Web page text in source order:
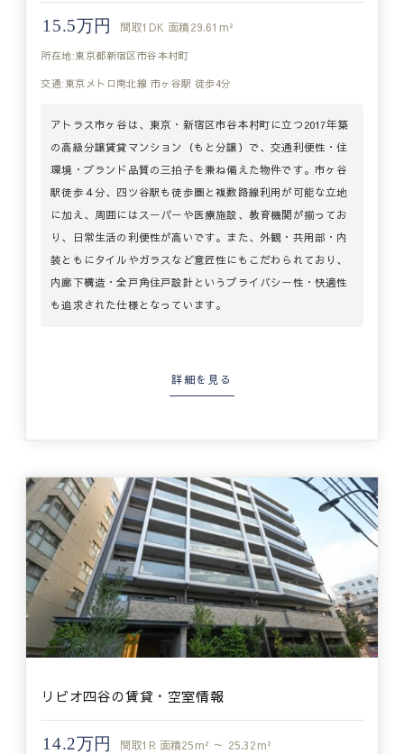
15.5万円 間取1DK 面積29.61m²
所在地:東京都新宿区市谷本村町
交通:東京メトロ南北線 市ヶ谷駅 徒歩4分
アトラス市ヶ谷は、東京・新宿区市谷本村町に立つ2017年築
の高級分譲賃貸マンション（もと分譲）で、交通利便性・住
環境・ブランド品質の三拍子を兼ね備えた物件です。市ヶ谷
駅徒歩４分、四ツ谷駅も徒歩圏と複数路線利用が可能な立地
に加え、周囲にはスーパーや医療施設、教育機関が揃ってお
り、日常生活の利便性が高いです。また、外観・共用部・内
装ともにタイルやガラスなど意匠性にもこだわられており、
内廊下構造・全戸角住戸設計というプライバシー性・快適性
も追求された仕様となっています。
詳細を見る
リビオ四谷の賃貸・空室情報
14.2万円 間取1R 面積25m² ～ 25.32m²